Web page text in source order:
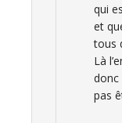
qui
et
tous
Là
pas